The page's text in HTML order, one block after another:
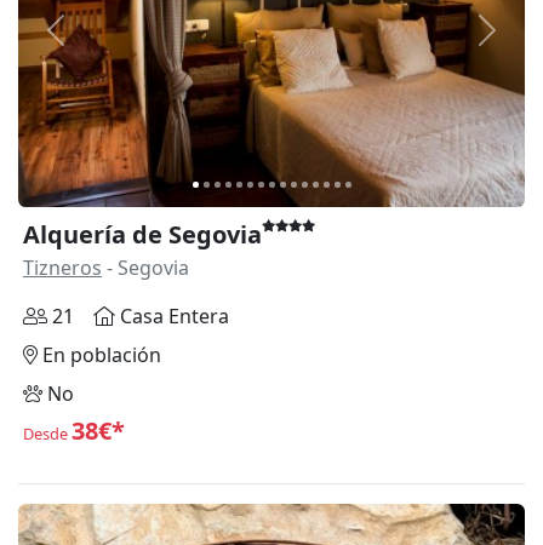
Anterior
Alquería de Segovia
Tizneros - Segovia
21
Casa Entera
En población
No
Desde38€*